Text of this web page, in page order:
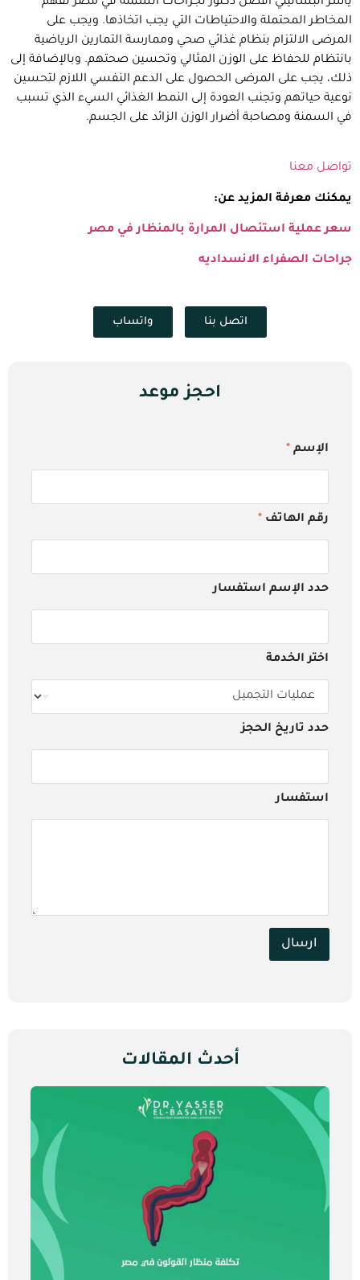
المخاطر المحتملة والاحتياطات التي يجب اتخاذها. ويجب على
المرضى الالتزام بنظام غذائي صحي وممارسة التمارين الرياضية
بانتظام للحفاظ على الوزن المثالي وتحسين صحتهم. وبالإضافة إلى
ذلك، يجب على المرضى الحصول على الدعم النفسي اللازم لتحسين
نوعية حياتهم وتجنب العودة إلى النمط الغذائي السيء الذي تسبب
في السمنة ومصاحبة أضرار الوزن الزائد على الجسم.
تواصل معنا
يمكنك معرفة المزيد عن:
سعر عملية استئصال المرارة بالمنظار في مصر
جراحات الصفراء الانسداديه
اتصل بنا واتساب
احجز موعد
الإسم *
رقم الهاتف *
حدد الإسم استفسار
اختر الخدمة
حدد تاريخ الحجز
استفسار
ارسال
أحدث المقالات